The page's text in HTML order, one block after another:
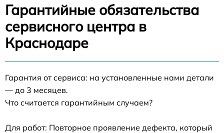
Гарантийные обязательства
сервисного центра в
Краснодаре
Гарантия от сервиса: на установленные нами детали
— до 3 месяцев.
Что считается гарантийным случаем?
Для работ: Повторное проявление дефекта, который